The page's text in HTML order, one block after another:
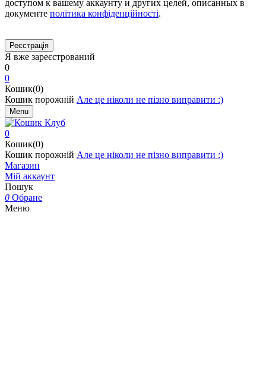
доступом к вашему аккаунту и других целей, описанных в
документе політика конфіденційності.
Я вже зареєстрований
0
0
Кошик(0)
Кошик порожній Але це ніколи не пізно виправити :)
Menu
0
Кошик(0)
Кошик порожній Але це ніколи не пізно виправити :)
Магазин
Мій аккаунт
Пошук
0 Обране
Меню